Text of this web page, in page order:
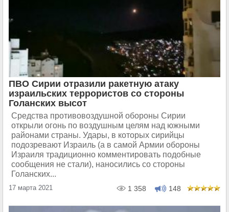
ПВО Сирии отразили ракетную атаку
израильских террористов со стороны
Голанских высот
Средства противовоздушной обороны Сирии
открыли огонь по воздушным целям над южными
районами страны. Удары, в которых сирийцы
подозревают Израиль (а в самой Армии обороны
Израиля традиционно комментировать подобные
сообщения не стали), наносились со стороны
Голанских...
17 марта 2021 1 358 148